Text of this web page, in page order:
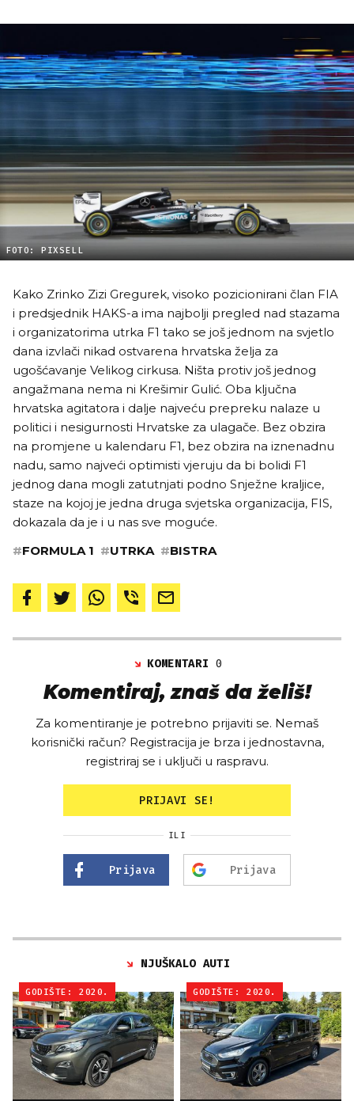
FOTO: PIXSELL
Kako Zrinko Zizi Gregurek, visoko pozicionirani član FIA
i predsjednik HAKS-a ima najbolji pregled nad stazama
i organizatorima utrka F1 tako se još jednom na svjetlo
dana izvlači nikad ostvarena hrvatska želja za
ugošćavanje Velikog cirkusa. Ništa protiv još jednog
angažmana nema ni Krešimir Gulić. Oba ključna
hrvatska agitatora i dalje najveću prepreku nalaze u
politici i nesigurnosti Hrvatske za ulagače. Bez obzira
na promjene u kalendaru F1, bez obzira na iznenadnu
nadu, samo najveći optimisti vjeruju da bi bolidi F1
jednog dana mogli zatutnjati podno Snježne kraljice,
staze na kojoj je jedna druga svjetska organizacija, FIS,
dokazala da je i u nas sve moguće.
#FORMULA 1 #UTRKA #BISTRA
KOMENTARI0
Komentiraj, znaš da želiš!
Za komentiranje je potrebno prijaviti se. Nemaš
korisnički račun? Registracija je brza i jednostavna,
registriraj se i uključi u raspravu.
PRIJAVI SE!
ILI
Prijava Prijava
NJUŠKALO AUTI
GODIŠTE: 2020. GODIŠTE: 2020.